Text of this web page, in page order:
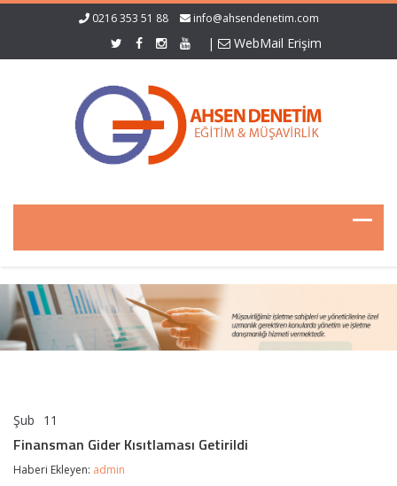
0216 353 51 88 info@ahsendenetim.com
| WebMail Erişim
Şub 11
Kısıtlaması
Getirildi
Finansman Gider Kısıtlaması Getirildi
Haberi Ekleyen: admin